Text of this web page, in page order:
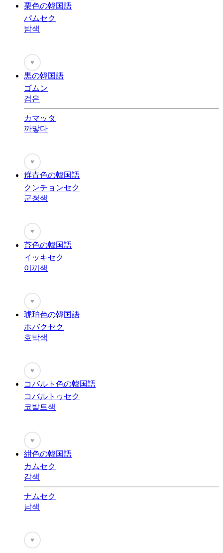
栗色の韓国語
パムセク
밤색
♥
黒の韓国語
ゴムン
검은
カマッタ
까맣다
♥
群青色の韓国語
クンチョンセク
군청색
♥
苔色の韓国語
イッキセク
이끼색
♥
琥珀色の韓国語
ホバクセク
호박색
♥
コバルト色の韓国語
コバルトゥセク
코발트색
♥
紺色の韓国語
カムセク
감색
ナムセク
남색
♥